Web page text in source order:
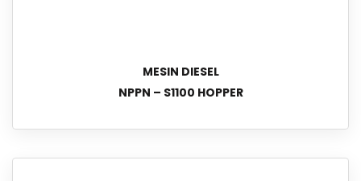
MESIN DIESEL
NPPN – S1100 HOPPER